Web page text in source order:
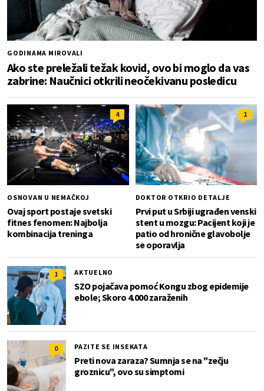
GODINAMA MIROVALI
Ako ste preležali težak kovid, ovo bi moglo da vas
zabrine: Naučnici otkrili neočekivanu posledicu
4
OSNOVAN U NEMAČKOJ
Ovaj sport postaje svetski
fitnes fenomen: Najbolja
kombinacija treninga
1
DOKTOR OTKRIO DETALJE
Prvi put u Srbiji ugrađen venski
stent u mozgu: Pacijent koji je
patio od hronične glavobolje
se oporavlja
1 AKTUELNO
SZO pojačava pomoć Kongu zbog epidemije
ebole; Skoro 4.000 zaraženih
0 PAZITE SE INSEKATA
Preti nova zaraza? Sumnja se na "zečju
groznicu", ovo su simptomi